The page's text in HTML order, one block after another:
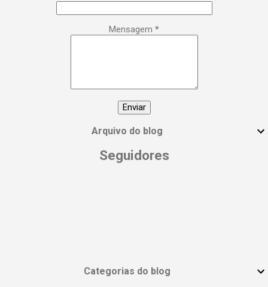
poderosa, empoderada, transformadora e,
acima de tudo, extraordinária. Esse é o seu
#DiaInternacionalDaMulher
#EmpoderamentoFeminino
#MulheresPoderosas #VocêÉUmaDeusa
Mensagem *
Arquivo do blog
Seguidores
Categorias do blog